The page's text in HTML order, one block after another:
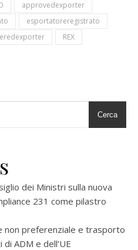
approvedexporter
esportatoreregistrato
REX
Cerca
dei Ministri sulla nuova
231 come pilastro
non preferenziale e trasporto
ADM e dell’UE